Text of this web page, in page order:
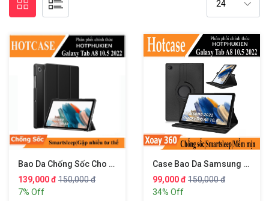
Bao Da Chống Sốc Cho Samsung Galaxy Tab A8 10.5 Inch 2022 (SM-X200 / X205 / X207) Hiệu HOTCASE Thiết Kế Siêu Mỏng Hỗ Trợ Smartsleep, Gập Nhiều Tư Thế, Mặt Da Siêu Mịn
139,000 đ 150,000 đ
7% Off
Case Bao Da Samsung Galaxy Tab A8 10.5 Inch 2022 (SM-X200 / X205 / X207) Xoay 360 Độ Hiệu HOTCASE
99,000 đ 150,000 đ
34% Off